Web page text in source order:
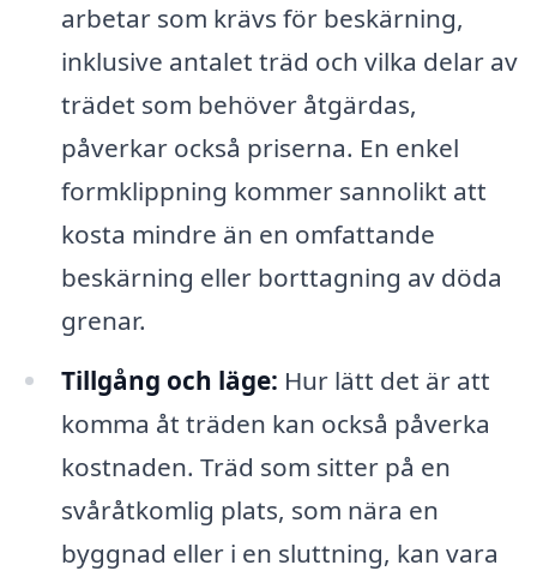
arbetar som krävs för beskärning,
inklusive antalet träd och vilka delar av
trädet som behöver åtgärdas,
påverkar också priserna. En enkel
formklippning kommer sannolikt att
kosta mindre än en omfattande
beskärning eller borttagning av döda
grenar.
Tillgång och läge: Hur lätt det är att
komma åt träden kan också påverka
kostnaden. Träd som sitter på en
svåråtkomlig plats, som nära en
byggnad eller i en sluttning, kan vara